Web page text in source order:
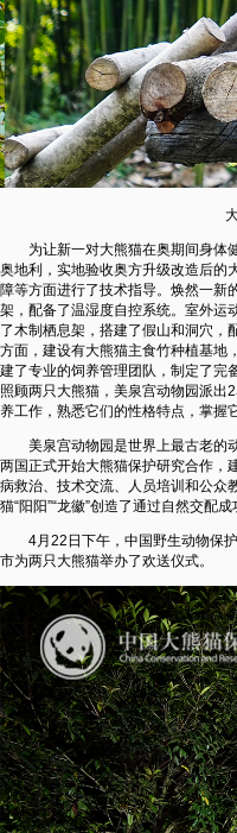
为让新一对大熊猫在奥期间身体
奥地利，实地验收奥方升级改造后的
障等方面进行了技术指导。焕然一新
架，配备了温湿度自控系统。室外运
了木制栖息架，搭建了假山和洞穴，
方面，建设有大熊猫主食竹种植基地
建了专业的饲养管理团队，制定了完
照顾两只大熊猫，美泉宫动物园派出
养工作，熟悉它们的性格特点，掌握
美泉宫动物园是世界上最古老的
两国正式开始大熊猫保护研究合作，
病救治、技术交流、人员培训和公众
猫“阳阳”“龙徽”创造了通过自然交配
4月22日下午，中国野生动物保
市为两只大熊猫举办了欢送仪式。